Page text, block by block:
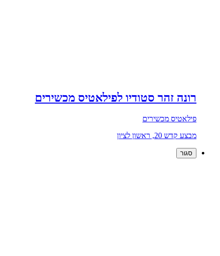
רונה זהר סטודיו לפילאטיס מכשירים
פילאטיס מכשירים
מבצע קדש 20, ראשון לציון
סגור